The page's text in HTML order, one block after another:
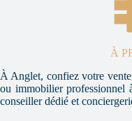
À
À Anglet, confiez votre
ou immobilier professionnel
conseiller dédié et